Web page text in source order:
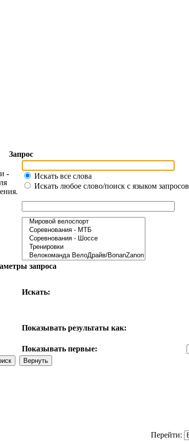
Запрос
-
Искать все слова
Искать любое слово/поиск с языком запросов
запроса
Искать:
Показывать результаты как:
Показывать первые:
Перейти: